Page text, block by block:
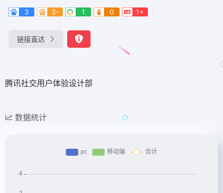
3
3- 1 0 1+
链接直达
腾讯社交用户体验设计部
数据统计